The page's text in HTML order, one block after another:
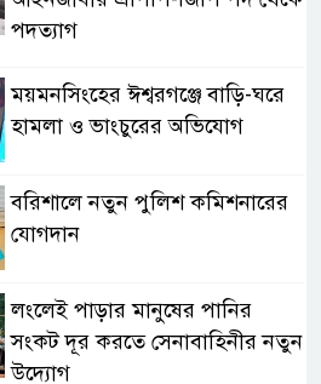
পদত্যাগ
ময়মনসিংহের ঈশ্বরগঞ্জে বাড়ি-ঘরে
হামলা ও ভাংচুরের অভিযোগ
বরিশালে নতুন পুলিশ কমিশনারের
যোগদান
লংলেই পাড়ার মানুষের পানির
সংকট দূর করতে সেনাবাহিনীর নতুন
উদ্যোগ